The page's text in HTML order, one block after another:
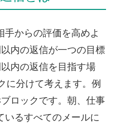
からの評価を高めよ
内の返信が一つの目標
内の返信を目指す場
に分けて考えます。例
ロックです。朝、仕事
いるすべてのメールに